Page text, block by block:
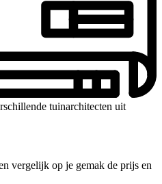
tuinarchitecten uit
vergelijk op je gemak de prijs en